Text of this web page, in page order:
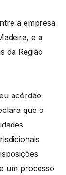
a empresa
e a
da Região
acórdão
que o
um processo